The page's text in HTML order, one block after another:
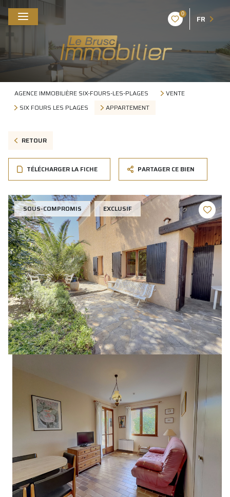
0 FR
AGENCE IMMOBILIÈRE SIX-FOURS-LES-PLAGES
VENTE
SIX FOURS LES PLAGES
APPARTEMENT
RETOUR
TÉLÉCHARGER LA FICHE PARTAGER CE BIEN
SOUS-COMPROMIS EXCLUSIF